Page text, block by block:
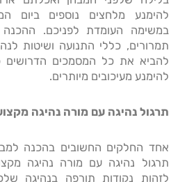
להימנע מלחצים נוספים ביום
במשימה העומדת לפניכם.
תמרורים, כללי התנועה ושיטות
להביא את כל המסמכים הדרושים
להימנע מעיכובים מיותרים.
תרגול נהיגה עם מורה נהיגה
אחד החלקים החשובים בהכנה
תרגול נהיגה עם מורה נהיגה
לזהות נקודות תורפה בנהיגה